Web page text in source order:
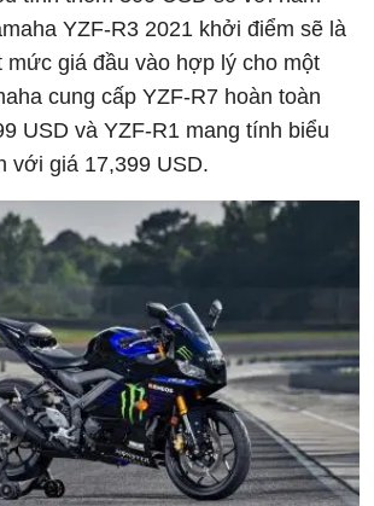
YZF-R3 2021 khởi điểm sẽ là
mức giá đầu vào hợp lý cho một
cung cấp YZF-R7 hoàn toàn
USD và YZF-R1 mang tính biểu
với giá 17,399 USD.